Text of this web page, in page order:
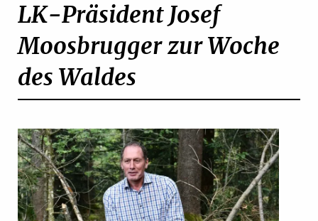
LK-Präsident Josef
Moosbrugger zur Woche
des Waldes